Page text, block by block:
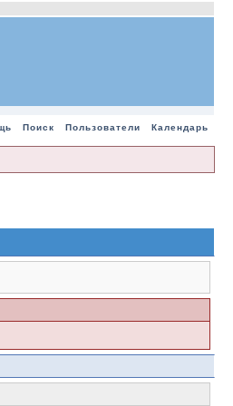
Поиск Пользователи Календарь